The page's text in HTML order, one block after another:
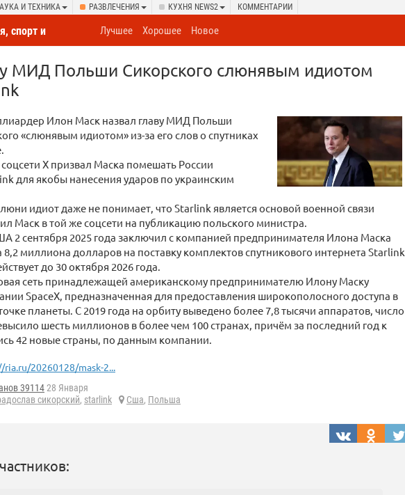
И ТЕХНИКА РАЗВЛЕЧЕНИЯ КУХНЯ NEWS2 КОММЕНТАРИИ
спорт и
Лучшее Хорошее Новое
МИД Польши Сикорского слюнявым идиотом
Илон Маск назвал главу МИД Польши
«слюнявым идиотом» из-за его слов о спутниках
Х призвал Маска помешать России
для якобы нанесения ударов по украинским
идиот даже не понимает, что Starlink является основой военной связи
Маск в той же соцсети на публикацию польского министра.
2 сентября 2025 года заключил с компанией предпринимателя Илона Маска
8,2 миллиона долларов на поставку комплектов спутникового интернета Starlink
до 30 октября 2026 года.
сеть принадлежащей американскому предпринимателю Илону Маску
SpaceX, предназначенная для предоставления широкополосного доступа в
планеты. С 2019 года на орбиту выведено более 7,8 тысячи аппаратов, число
шесть миллионов в более чем 100 странах, причём за последний год к
42 новые страны, по данным компании.
ria.ru/20260128/mask-2...
3911428 Января
сикорский, starlink Сша, Польша